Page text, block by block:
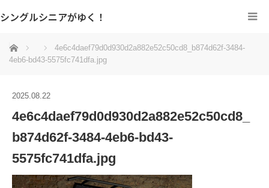
シングルシニアがゆく！
ホーム
4e6c4daef79d0d930d2a882e52c50cd8_b874d62f-3484-
4eb6-bd43-5575fc741dfa.jpg
2025.08.22
4e6c4daef79d0d930d2a882e52c50cd8_
b874d62f-3484-4eb6-bd43-
5575fc741dfa.jpg